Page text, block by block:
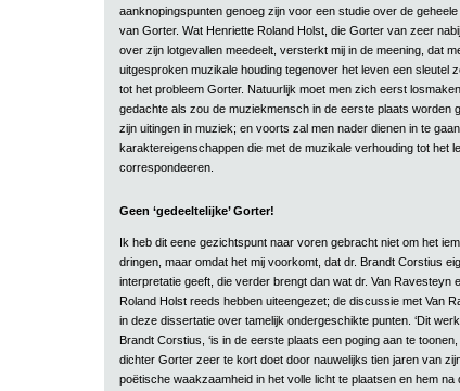
aanknopingspunten genoeg zijn voor een studie over de
van Gorter. Wat Henriette Roland Holst, die Gorter van zeer
over zijn lotgevallen meedeelt, versterkt mij in de meening, dat
uitgesproken muzikale houding tegenover het leven een sleutel
tot het probleem Gorter. Natuurlijk moet men zich eerst
gedachte als zou de muziekmensch in de eerste plaats worden
zijn uitingen in muziek; en voorts zal men nader dienen in te
karaktereigenschappen die met de muzikale verhouding tot het
correspondeeren.
Geen ‘gedeeltelijke’ Gorter!
Ik heb dit eene gezichtspunt naar voren gebracht niet om het
dringen, maar omdat het mij voorkomt, dat dr. Brandt Corstius
interpretatie geeft, die verder brengt dan wat dr. Van Ravesteyn
Roland Holst reeds hebben uiteengezet; de discussie met Van
in deze dissertatie over tamelijk ondergeschikte punten. ‘Dit
Brandt Corstius, ‘is in de eerste plaats een poging aan te
dichter Gorter zeer te kort doet door nauwelijks tien jaren van
poëtische waakzaamheid in het volle licht te plaatsen en hem na